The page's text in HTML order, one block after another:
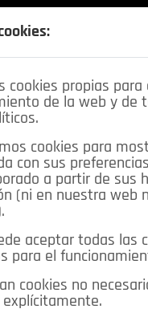
SERVICIOS DE INTERÉS
cookies propias para
de la web y de
cookies para
con sus
a partir de sus
(ni en nuestra web
aceptar todas las
para el
cookies no